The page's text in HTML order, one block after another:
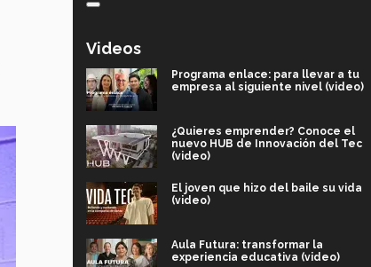
Videos
Programa enlace: para llevar a tu
empresa al siguiente nivel (video)
¿Quieres emprender? Conoce el
nuevo HUB de Innovación del Tec
(video)
El joven que hizo del baile su vida
(video)
Aula Futura: transformar la
experiencia educativa (video)